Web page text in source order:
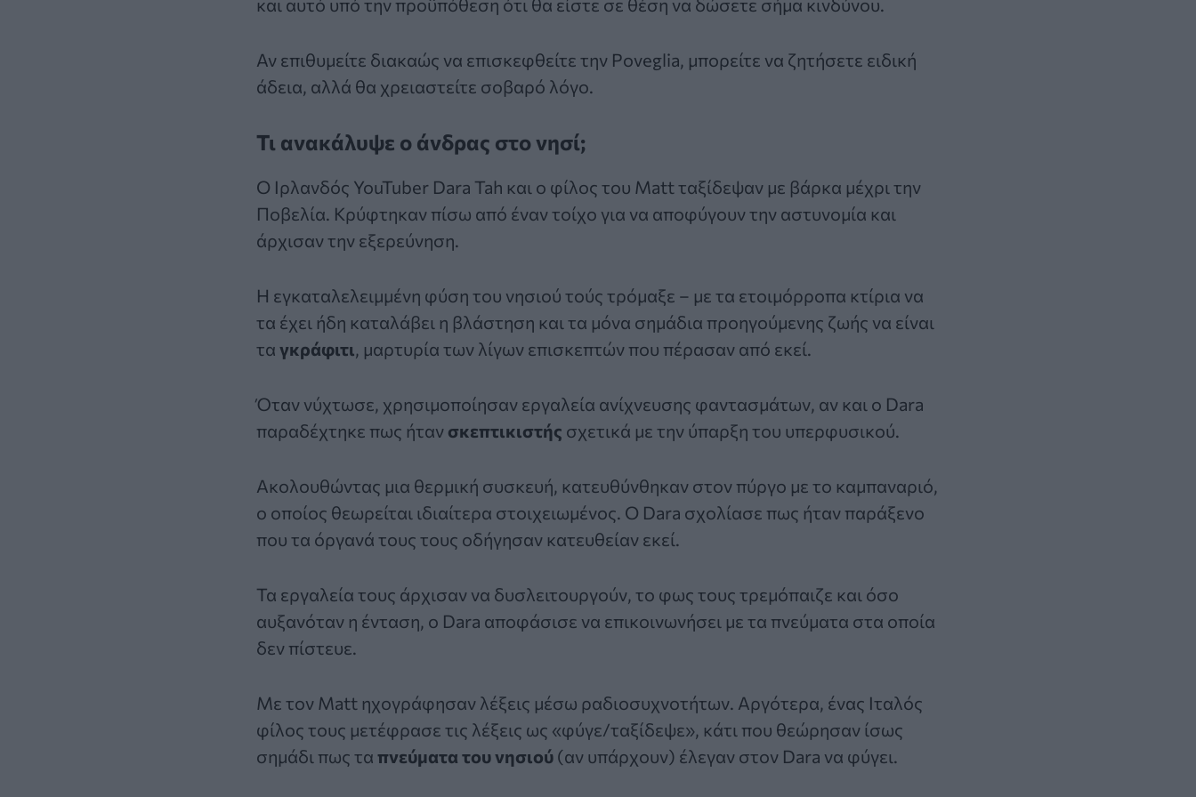
Αν επιθυμείτε διακαώς να επισκεφθείτε την Poveglia, μπορείτε να ζητήσετε ειδική
άδεια, αλλά θα χρειαστείτε σοβαρό λόγο.
Τι ανακάλυψε ο άνδρας στο νησί;
Ο Ιρλανδός YouTuber Dara Tah και ο φίλος του Matt ταξίδεψαν με βάρκα μέχρι την
Ποβελία. Κρύφτηκαν πίσω από έναν τοίχο για να αποφύγουν την αστυνομία και
άρχισαν την εξερεύνηση.
Η εγκαταλελειμμένη φύση του νησιού τούς τρόμαξε – με τα ετοιμόρροπα κτίρια να
τα έχει ήδη καταλάβει η βλάστηση και τα μόνα σημάδια προηγούμενης ζωής να είναι
τα γκράφιτι, μαρτυρία των λίγων επισκεπτών που πέρασαν από εκεί.
Όταν νύχτωσε, χρησιμοποίησαν εργαλεία ανίχνευσης φαντασμάτων, αν και ο Dara
παραδέχτηκε πως ήταν σκεπτικιστής σχετικά με την ύπαρξη του υπερφυσικού.
Ακολουθώντας μια θερμική συσκευή, κατευθύνθηκαν στον πύργο με το καμπαναριό,
ο οποίος θεωρείται ιδιαίτερα στοιχειωμένος. Ο Dara σχολίασε πως ήταν παράξενο
που τα όργανά τους τους οδήγησαν κατευθείαν εκεί.
Τα εργαλεία τους άρχισαν να δυσλειτουργούν, το φως τους τρεμόπαιζε και όσο
αυξανόταν η ένταση, ο Dara αποφάσισε να επικοινωνήσει με τα πνεύματα στα οποία
δεν πίστευε.
Με τον Matt ηχογράφησαν λέξεις μέσω ραδιοσυχνοτήτων. Αργότερα, ένας Ιταλός
φίλος τους μετέφρασε τις λέξεις ως «φύγε/ταξίδεψε», κάτι που θεώρησαν ίσως
σημάδι πως τα πνεύματα του νησιού (αν υπάρχουν) έλεγαν στον Dara να φύγει.